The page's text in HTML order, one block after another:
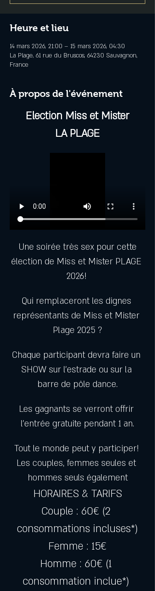
Heure et lieu
14 mars 2026, 21:00 – 15 mars 2026, 04:30
La Plage, 61 rue du Bruscos, 64230 Sauvagnon,
France
À propos de l'événement
Election Miss et Mister
LA PLAGE
Une soirée très sex pour cette
élection de Miss et Mister PLAGE
2026!
Qui remplaceront les dignes
représentants de Miss et Mister
Plage 2025 ?
Chaque participant devra faire un
SHOW sur l’estrade ou sur la
barre de pôle dance.
Les gagnants se verront offrir
l’entrée gratuite pendant 1 an.
Tout le monde peut y participer!
Les couples, femmes seules et
hommes seuls également
HORAIRES & TARIFS
Couple : 60€ (2
consommations incluses*)
Femme : 15€
Homme : 60€ (1
consommation inclue*)